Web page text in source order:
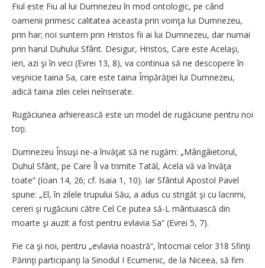
Fiul este Fiu al lui Dumnezeu în mod ontologic, pe când
oamenii primesc calitatea aceasta prin voinţa lui Dumnezeu,
prin har; noi suntem prin Hristos fii ai lui Dumnezeu, dar numai
prin harul Duhului Sfânt. Desigur, Hristos, Care este Acelaşi,
ieri, azi şi în veci (Evrei 13, 8), va continua să ne descopere în
veşnicie taina Sa, care este taina Împărăţiei lui Dumnezeu,
adică taina zilei celei neînserate.
Rugăciunea arhierească este un model de rugăciune pentru noi
toţi.
Dumnezeu Însuşi ne-a învăţat să ne rugăm: „Mângâietorul,
Duhul Sfânt, pe Care Îl va trimite Tatăl, Acela vă va învăţa
toate“ (Ioan 14, 26; cf. Isaia 1, 10). Iar Sfântul Apostol Pavel
spune: „El, în zilele trupului Său, a adus cu strigăt şi cu lacrimi,
cereri şi rugăciuni către Cel Ce putea să-L mântuiască din
moarte şi auzit a fost pentru evlavia Sa“ (Evrei 5, 7).
Fie ca şi noi, pentru „evlavia noastră“, întocmai celor 318 Sfinţi
Părinţi participanţi la Sinodul I Ecumenic, de la Niceea, să fim